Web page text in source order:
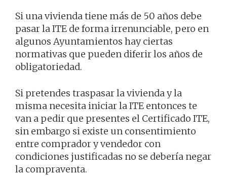
Si una vivienda tiene más de 50 años debe
pasar la ITE de forma irrenunciable, pero en
algunos Ayuntamientos hay ciertas
normativas que pueden diferir los años de
obligatoriedad.
Si pretendes traspasar la vivienda y la
misma necesita iniciar la ITE entonces te
van a pedir que presentes el Certificado ITE,
sin embargo si existe un consentimiento
entre comprador y vendedor con
condiciones justificadas no se debería negar
la compraventa.